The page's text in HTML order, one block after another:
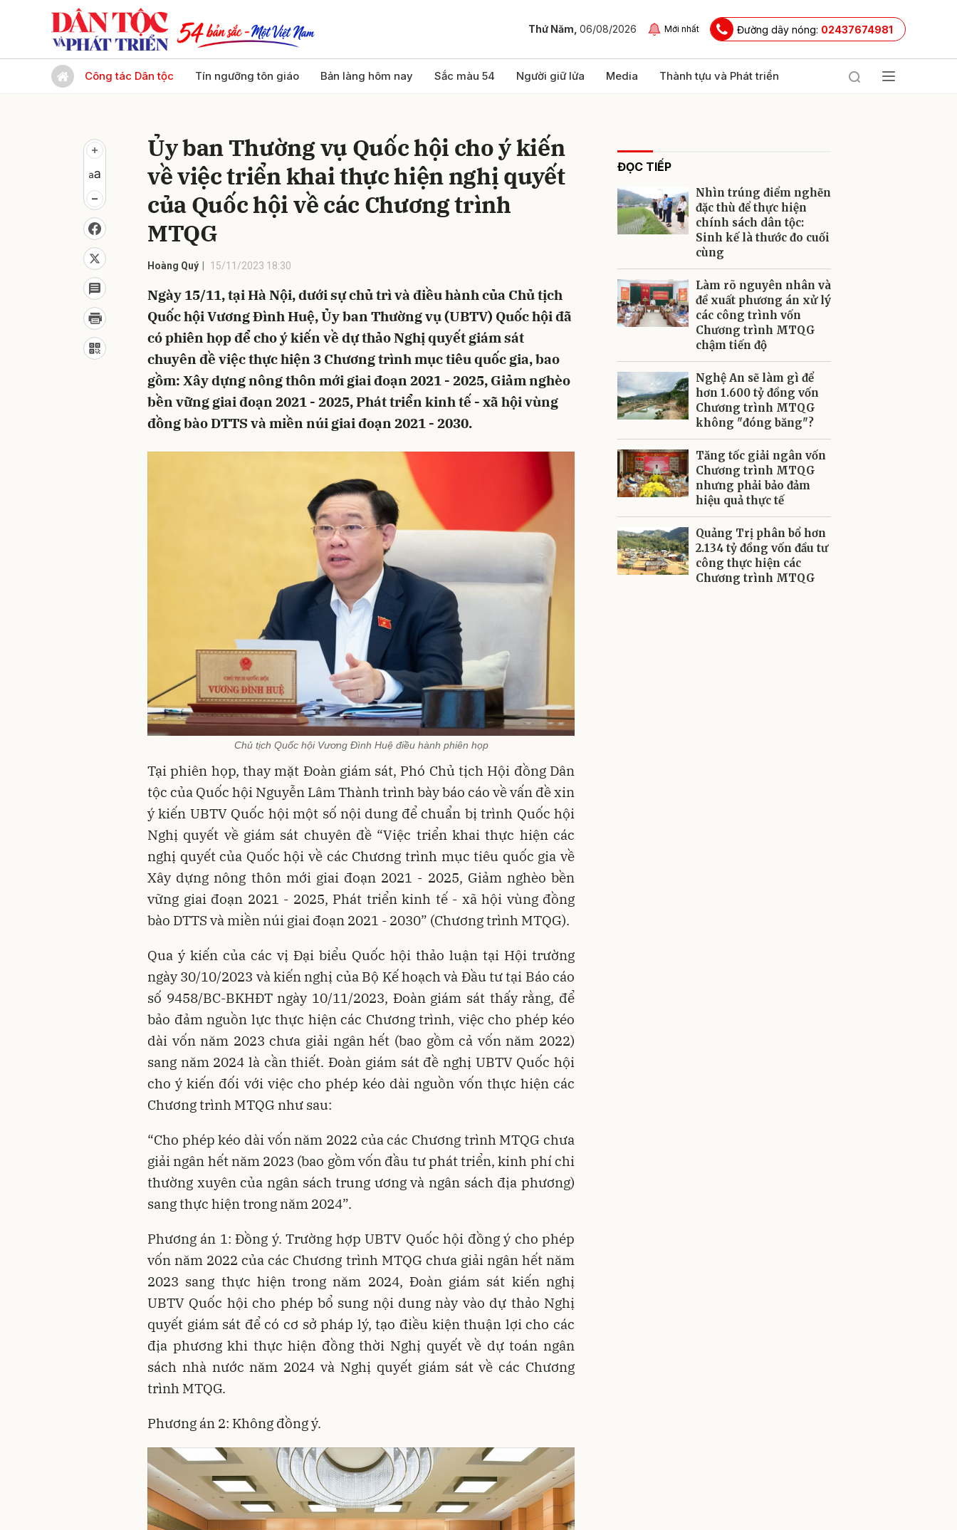
Thứ Năm, 06/08/2026 Mới nhất Đường dây nóng: 02437674981
Công tác Dân tộc Tín ngưỡng tôn giáo Bản làng hôm nay Sắc màu 54 Người giữ lửa Media Thành tựu và Phát triển
Ủy ban Thường vụ Quốc hội cho ý kiến
về việc triển khai thực hiện nghị quyết
của Quốc hội về các Chương trình
MTQG
Hoàng Quý 15/11/2023 18:30
Ngày 15/11, tại Hà Nội, dưới sự chủ trì và điều hành của Chủ tịch
Quốc hội Vương Đình Huệ, Ủy ban Thường vụ (UBTV) Quốc hội đã
có phiên họp để cho ý kiến về dự thảo Nghị quyết giám sát
chuyên đề việc thực hiện 3 Chương trình mục tiêu quốc gia, bao
gồm: Xây dựng nông thôn mới giai đoạn 2021 - 2025, Giảm nghèo
bền vững giai đoạn 2021 - 2025, Phát triển kinh tế - xã hội vùng
đồng bào DTTS và miền núi giai đoạn 2021 - 2030.
Chủ tịch Quốc hội Vương Đình Huệ điều hành phiên họp
Tại phiên họp, thay mặt Đoàn giám sát, Phó Chủ tịch Hội đồng Dân
tộc của Quốc hội Nguyễn Lâm Thành trình bày báo cáo về vấn đề xin
ý kiến UBTV Quốc hội một số nội dung để chuẩn bị trình Quốc hội
Nghị quyết về giám sát chuyên đề “Việc triển khai thực hiện các
nghị quyết của Quốc hội về các Chương trình mục tiêu quốc gia về
Xây dựng nông thôn mới giai đoạn 2021 - 2025, Giảm nghèo bền
vững giai đoạn 2021 - 2025, Phát triển kinh tế - xã hội vùng đồng
bào DTTS và miền núi giai đoạn 2021 - 2030” (Chương trình MTQG).
Qua ý kiến của các vị Đại biểu Quốc hội thảo luận tại Hội trường
ngày 30/10/2023 và kiến nghị của Bộ Kế hoạch và Đầu tư tại Báo cáo
số 9458/BC-BKHĐT ngày 10/11/2023, Đoàn giám sát thấy rằng, để
bảo đảm nguồn lực thực hiện các Chương trình, việc cho phép kéo
dài vốn năm 2023 chưa giải ngân hết (bao gồm cả vốn năm 2022)
sang năm 2024 là cần thiết. Đoàn giám sát đề nghị UBTV Quốc hội
cho ý kiến đối với việc cho phép kéo dài nguồn vốn thực hiện các
Chương trình MTQG như sau:
“Cho phép kéo dài vốn năm 2022 của các Chương trình MTQG chưa
giải ngân hết năm 2023 (bao gồm vốn đầu tư phát triển, kinh phí chi
thường xuyên của ngân sách trung ương và ngân sách địa phương)
sang thực hiện trong năm 2024”.
Phương án 1: Đồng ý. Trường hợp UBTV Quốc hội đồng ý cho phép
vốn năm 2022 của các Chương trình MTQG chưa giải ngân hết năm
2023 sang thực hiện trong năm 2024, Đoàn giám sát kiến nghị
UBTV Quốc hội cho phép bổ sung nội dung này vào dự thảo Nghị
quyết giám sát để có cơ sở pháp lý, tạo điều kiện thuận lợi cho các
địa phương khi thực hiện đồng thời Nghị quyết về dự toán ngân
sách nhà nước năm 2024 và Nghị quyết giám sát về các Chương
trình MTQG.
Phương án 2: Không đồng ý.
ĐỌC TIẾP
Nhìn trúng điểm nghẽn
đặc thù để thực hiện
chính sách dân tộc:
Sinh kế là thước đo cuối
cùng
Làm rõ nguyên nhân và
đề xuất phương án xử lý
các công trình vốn
Chương trình MTQG
chậm tiến độ
Nghệ An sẽ làm gì để
hơn 1.600 tỷ đồng vốn
Chương trình MTQG
không "đóng băng"?
Tăng tốc giải ngân vốn
Chương trình MTQG
nhưng phải bảo đảm
hiệu quả thực tế
Quảng Trị phân bổ hơn
2.134 tỷ đồng vốn đầu tư
công thực hiện các
Chương trình MTQG
Gửi bình luận
Gửi